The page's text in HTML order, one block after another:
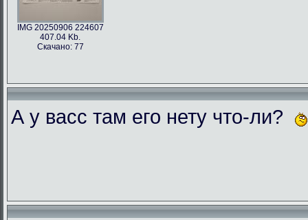
IMG 20250906 224607
407.04 Kb.
Скачано: 77
А у васс там его нету что-ли?